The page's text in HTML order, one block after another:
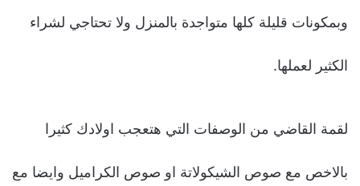
وبمكونات قليلة كلها متواجدة بالمنزل ولا تحتاجي لشراء
الكثير لعملها.
لقمة القاضي من الوصفات التي هتعجب اولادك كثيرا
بالاخص مع صوص الشيكولاتة او صوص الكراميل وايضا مع